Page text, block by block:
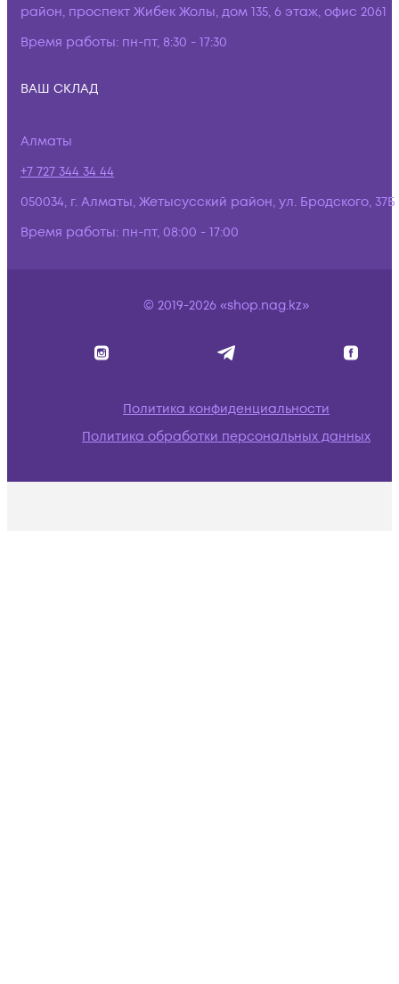
район, проспект Жибек Жолы, дом 135, 6 этаж, офис 2061
Время работы: пн-пт, 8:30 - 17:30
ВАШ СКЛАД
Алматы
+7 727 344 34 44
050034, г. Алматы, Жетысусский район, ул. Бродского, 37Б
Время работы: пн-пт, 08:00 - 17:00
© 2019-2026 «shop.nag.kz»
Политика конфиденциальности
Политика обработки персональных данных